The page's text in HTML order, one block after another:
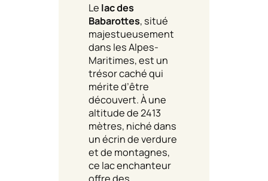
Le lac des
Babarottes, situé
majestueusement
dans les Alpes-
Maritimes, est un
trésor caché qui
mérite d’être
découvert. À une
altitude de 2413
mètres, niché dans
un écrin de verdure
et de montagnes,
ce lac enchanteur